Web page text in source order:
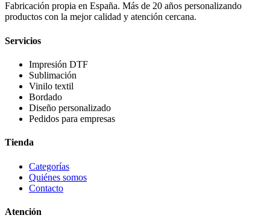
Fabricación propia en España. Más de 20 años personalizando
productos con la mejor calidad y atención cercana.
Servicios
Impresión DTF
Sublimación
Vinilo textil
Bordado
Diseño personalizado
Pedidos para empresas
Tienda
Categorías
Quiénes somos
Contacto
Atención